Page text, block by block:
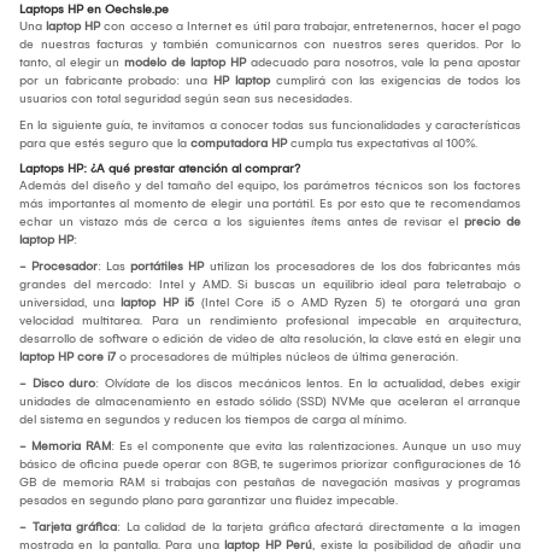
Laptops HP en Oechsle.pe
Una laptop HPcon acceso a Internet es útil para trabajar, entretenernos, hacer el pago
de nuestras facturas y también comunicarnos con nuestros seres queridos. Por lo
tanto, al elegir un modelo de laptop HPadecuado para nosotros, vale la pena apostar
por un fabricante probado: una HP laptopcumplirá con las exigencias de todos los
usuarios con total seguridad según sean sus necesidades.
En la siguiente guía, te invitamos a conocer todas sus funcionalidades y características
para que estés seguro que la computadora HPcumpla tus expectativas al 100%.
Laptops HP: ¿A qué prestar atención al comprar?
Además del diseño y del tamaño del equipo, los parámetros técnicos son los factores
más importantes al momento de elegir una portátil. Es por esto que te recomendamos
echar un vistazo más de cerca a los siguientes ítems antes de revisar el precio de
laptop HP:
- Procesador: Las portátiles HPutilizan los procesadores de los dos fabricantes más
grandes del mercado: Intel y AMD. Si buscas un equilibrio ideal para teletrabajo o
universidad, una laptop HP i5 (Intel Core i5 o AMD Ryzen 5) te otorgará una gran
velocidad multitarea. Para un rendimiento profesional impecable en arquitectura,
desarrollo de software o edición de video de alta resolución, la clave está en elegir una
laptop HP core i7 o procesadores de múltiples núcleos de última generación.
- Disco duro: Olvídate de los discos mecánicos lentos. En la actualidad, debes exigir
unidades de almacenamiento en estado sólido (SSD) NVMe que aceleran el arranque
del sistema en segundos y reducen los tiempos de carga al mínimo.
- Memoria RAM: Es el componente que evita las ralentizaciones. Aunque un uso muy
básico de oficina puede operar con 8GB, te sugerimos priorizar configuraciones de 16
GB de memoria RAM si trabajas con pestañas de navegación masivas y programas
pesados en segundo plano para garantizar una fluidez impecable.
- Tarjeta gráfica: La calidad de la tarjeta gráfica afectará directamente a la imagen
mostrada en la pantalla. Para una laptop HP Perú, existe la posibilidad de añadir una